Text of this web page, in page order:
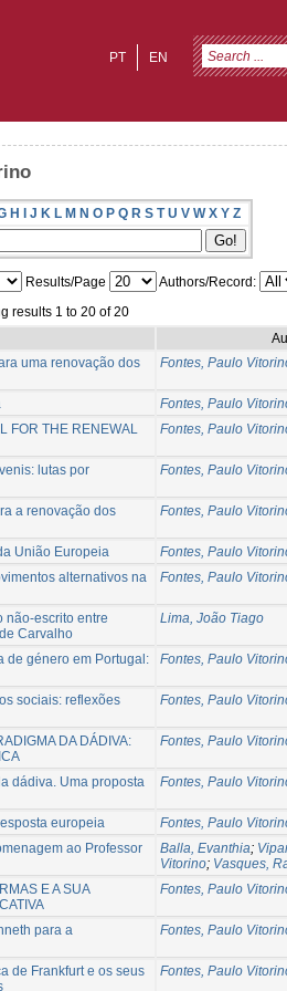
EN
PT
H I J K L M N O P Q R S T U V W X Y Z
Results/Page
Authors/Record:
results 1 to 20 of 20
uma renovação dos
Fontes, Paulo
Fontes, Paulo
FOR THE RENEWAL
Fontes, Paulo
lutas por
Fontes, Paulo
a renovação dos
Fontes, Paulo
União Europeia
Fontes, Paulo
alternativos na
Fontes, Paulo
não-escrito entre
Carvalho
Lima, João Tiago
de género em Portugal:
Fontes, Paulo
sociais: reflexões
Fontes, Paulo
DA DÁDIVA:
Fontes, Paulo
dádiva. Uma proposta
Fontes, Paulo
europeia
Fontes, Paulo
ao Professor
Balla, Evanthia;
Vitorino; Vasques,
E A SUA
Fontes, Paulo
para a
Fontes, Paulo
de Frankfurt e os seus
Fontes, Paulo